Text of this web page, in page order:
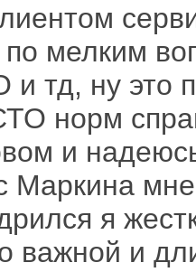
мелким
и тд, ну это
норм
и
Маркина
я
важной и